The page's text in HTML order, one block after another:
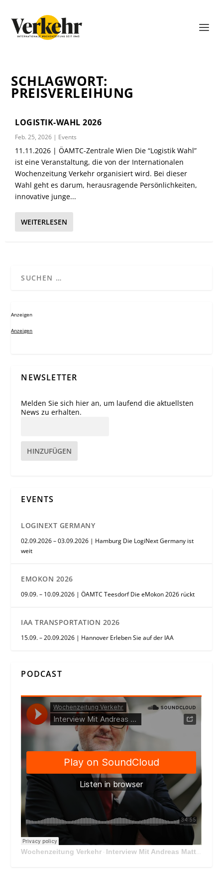
SCHLAGWORT:
PREISVERLEIHUNG
LOGISTIK-WAHL 2026
Feb. 25, 2026 | Events
11.11.2026 | ÖAMTC-Zentrale Wien Die “Logistik Wahl”
ist eine Veranstaltung, die von der Internationalen
Wochenzeitung Verkehr organisiert wird. Bei dieser
Wahl geht es darum, herausragende Persönlichkeiten,
innovative junge...
WEITERLESEN
Anzeigen
Anzeigen
NEWSLETTER
Melden Sie sich hier an, um laufend die aktuellsten
News zu erhalten.
HINZUFÜGEN
EVENTS
LOGINEXT GERMANY
02.09.2026 – 03.09.2026 | Hamburg Die LogiNext Germany ist
weit
EMOKON 2026
09.09. – 10.09.2026 | ÖAMTC Teesdorf Die eMokon 2026 rückt
IAA TRANSPORTATION 2026
15.09. – 20.09.2026 | Hannover Erleben Sie auf der IAA
PODCAST
Wochenzeitung Verkehr · Interview Mit Andreas Matthä, CEO der ÖBB Holding